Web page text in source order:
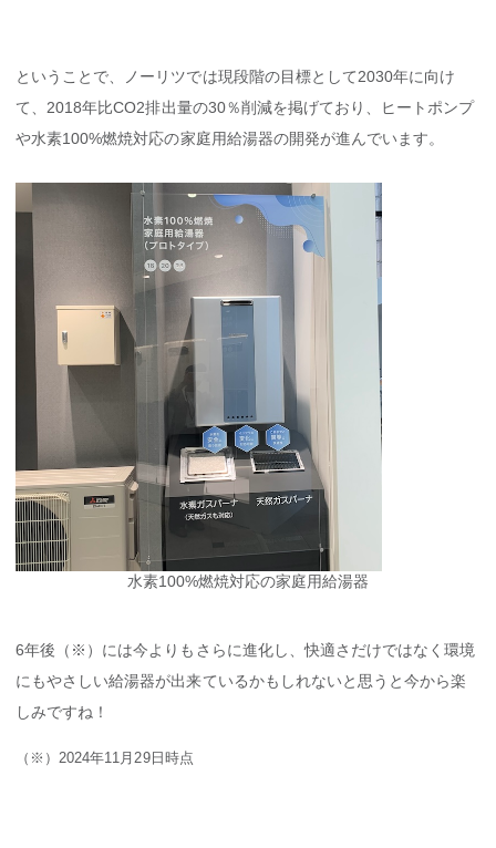
ということで、ノーリツでは現段階の目標として2030年に向け
て、2018年比CO2排出量の30％削減を掲げており、ヒートポンプ
や水素100%燃焼対応の家庭用給湯器の開発が進んでいます。
水素100%燃焼対応の家庭用給湯器
6年後（※）には今よりもさらに進化し、快適さだけではなく環境
にもやさしい給湯器が出来ているかもしれないと思うと今から楽
しみですね！
（※）2024年11月29日時点